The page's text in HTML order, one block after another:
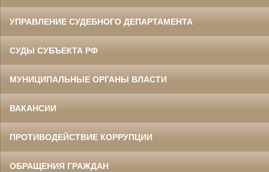
УПРАВЛЕНИЕ СУДЕБНОГО ДЕПАРТАМЕНТА
СУДЫ СУБЪЕКТА РФ
МУНИЦИПАЛЬНЫЕ ОРГАНЫ ВЛАСТИ
ВАКАНСИИ
ПРОТИВОДЕЙСТВИЕ КОРРУПЦИИ
ОБРАЩЕНИЯ ГРАЖДАН